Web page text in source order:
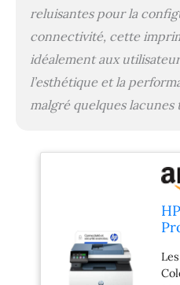
à
reluisantes pour la
connectivité, cette
idéalement aux
l’esthétique et la
malgré quelques